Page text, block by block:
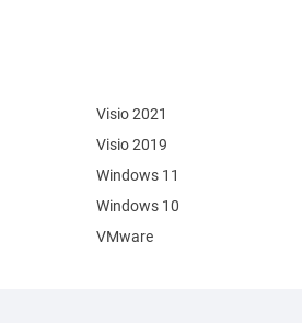
Visio 2021
Visio 2019
Windows 11
Windows 10
VMware